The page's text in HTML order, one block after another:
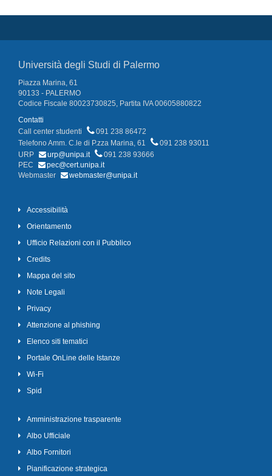
Università degli Studi di Palermo
Piazza Marina, 61
90133 - PALERMO
Codice Fiscale 80023730825, Partita IVA 00605880822
Contatti
Call center studenti
091 238 86472
Telefono Amm. C.le di P.zza Marina, 61
091 238 93011
URP
urp@unipa.it
091 238 93666
PEC
pec@cert.unipa.it
Webmaster
webmaster@unipa.it
Accessibilità
Orientamento
Ufficio Relazioni con il Pubblico
Credits
Mappa del sito
Note Legali
Privacy
Attenzione al phishing
Elenco siti tematici
Portale OnLine delle Istanze
Wi-Fi
Spid
Amministrazione trasparente
Albo Ufficiale
Albo Fornitori
Pianificazione strategica